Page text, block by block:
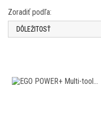
Zoradiť podľa:
DÔLEŽITOSŤ